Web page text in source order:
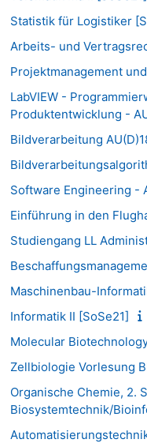
Statistik für Logistiker
Arbeits- und
Projektmanagement
LabVIEW -
Produktentwicklung -
Bildverarbeitung
Software Engineering -
Einführung in den
Studiengang LL
Maschinenbau-
Informatik II [SoSe21]
Molecular
Zellbiologie Vorlesung
Organische Chemie, 2.
Biosystemtechnik/